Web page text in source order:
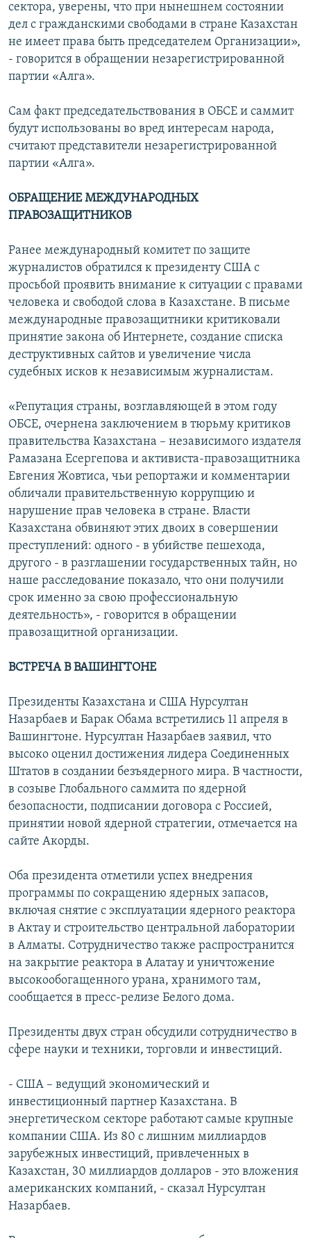
сектора, уверены, что при нынешнем состоянии
дел с гражданскими свободами в стране Казахстан
не имеет права быть председателем Организации»,
- говорится в обращении незарегистрированной
партии «Алга».
Сам факт председательствования в ОБСЕ и саммит
будут использованы во вред интересам народа,
считают представители незарегистрированной
партии «Алга».
ОБРАЩЕНИЕ МЕЖДУНАРОДНЫХ
ПРАВОЗАЩИТНИКОВ
Ранее международный комитет по защите
журналистов обратился к президенту США с
просьбой проявить внимание к ситуации с правами
человека и свободой слова в Казахстане. В письме
международные правозащитники критиковали
принятие закона об Интернете, создание списка
деструктивных сайтов и увеличение числа
судебных исков к независимым журналистам.
«Репутация страны, возглавляющей в этом году
ОБСЕ, очернена заключением в тюрьму критиков
правительства Казахстана – независимого издателя
Рамазана Есергепова и активиста-правозащитника
Евгения Жовтиса, чьи репортажи и комментарии
обличали правительственную коррупцию и
нарушение прав человека в стране. Власти
Казахстана обвиняют этих двоих в совершении
преступлений: одного - в убийстве пешехода,
другого - в разглашении государственных тайн, но
наше расследование показало, что они получили
срок именно за свою профессиональную
деятельность», - говорится в обращении
правозащитной организации.
ВСТРЕЧА В ВАШИНГТОНЕ
Президенты Казахстана и США Нурсултан
Назарбаев и Барак Обама встретились 11 апреля в
Вашингтоне. Нурсултан Назарбаев заявил, что
высоко оценил достижения лидера Соединенных
Штатов в создании безъядерного мира. В частности,
в созыве Глобального саммита по ядерной
безопасности, подписании договора с Россией,
принятии новой ядерной стратегии, отмечается на
сайте Акорды.
Оба президента отметили успех внедрения
программы по сокращению ядерных запасов,
включая снятие с эксплуатации ядерного реактора
в Актау и строительство центральной лаборатории
в Алматы. Сотрудничество также распространится
на закрытие реактора в Алатау и уничтожение
высокообогащенного урана, хранимого там,
сообщается в пресс-релизе Белого дома.
Президенты двух стран обсудили сотрудничество в
сфере науки и техники, торговли и инвестиций.
- США – ведущий экономический и
инвестиционный партнер Казахстана. В
энергетическом секторе работают самые крупные
компании США. Из 80 с лишним миллиардов
зарубежных инвестиций, привлеченных в
Казахстан, 30 миллиардов долларов - это вложения
американских компаний, - сказал Нурсултан
Назарбаев.